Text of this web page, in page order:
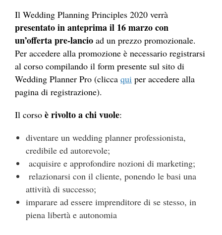
Il Wedding Planning Principles 2020 verrà
presentato in anteprima il 16 marzocon
un’offerta pre-lancio ad un prezzo promozionale.
Per accedere alla promozione è necessario registrarsi
al corso compilando il form presente sul sito di
Wedding Planner Pro (clicca qui per accedere alla
pagina di registrazione).
Il corso è rivolto a chi vuole:
diventare un wedding planner professionista,
credibile ed autorevole;
acquisire e approfondire nozioni di marketing;
relazionarsi con il cliente, ponendo le basi una
attività di successo;
imparare ad essere imprenditore di se stesso, in
piena libertà e autonomia